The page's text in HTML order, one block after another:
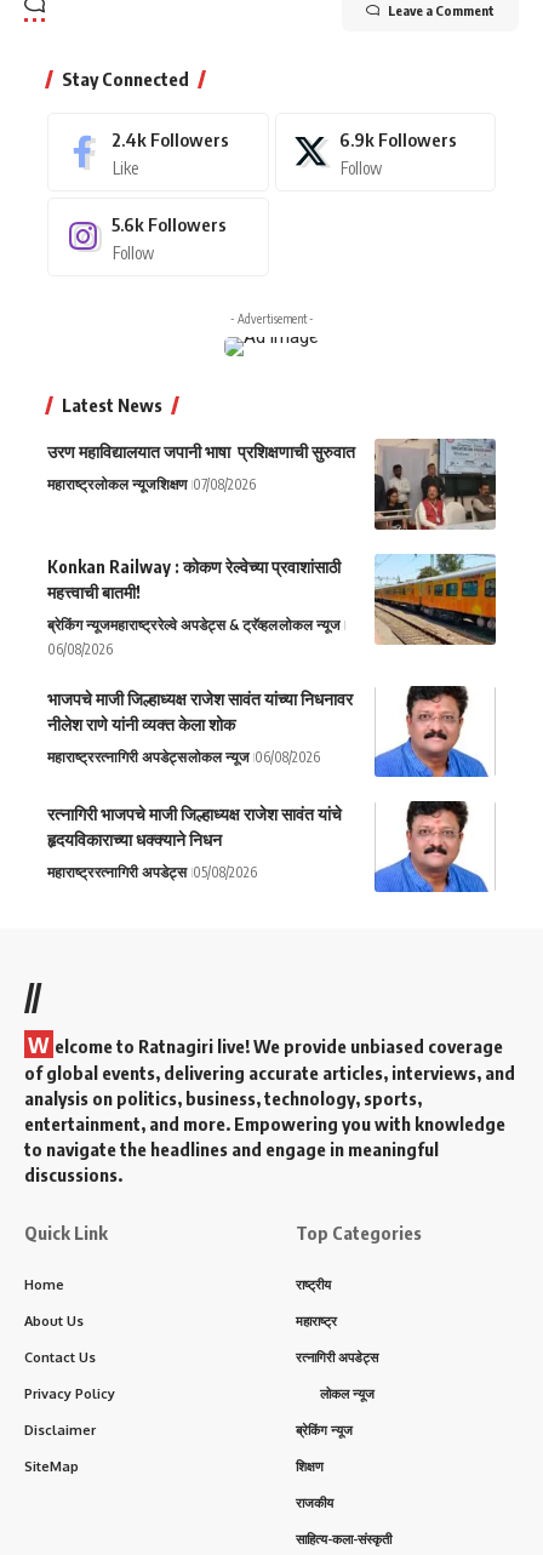
Leave a Comment
Stay Connected
2.4k Followers
Like
6.9k Followers
Follow
5.6k Followers
Follow
- Advertisement -
Latest News
उरण महाविद्यालयात जपानी भाषा प्रशिक्षणाची सुरुवात
महाराष्ट्रलोकल न्यूजशिक्षण 07/08/2026
Konkan Railway : कोकण रेल्वेच्या प्रवाशांसाठी
महत्त्वाची बातमी!
ब्रेकिंग न्यूजमहाराष्ट्ररेल्वे अपडेट्स & ट्रॅव्हललोकल न्यूज
06/08/2026
भाजपचे माजी जिल्हाध्यक्ष राजेश सावंत यांच्या निधनावर
नीलेश राणे यांनी व्यक्त केला शोक
महाराष्ट्ररत्नागिरी अपडेट्सलोकल न्यूज 06/08/2026
रत्नागिरी भाजपचे माजी जिल्हाध्यक्ष राजेश सावंत यांचे
हृदयविकाराच्या धक्क्याने निधन
महाराष्ट्ररत्नागिरी अपडेट्स 05/08/2026
//
W elcome to Ratnagiri live! We provide unbiased coverage
of global events, delivering accurate articles, interviews, and
analysis on politics, business, technology, sports,
entertainment, and more. Empowering you with knowledge
to navigate the headlines and engage in meaningful
discussions.
Quick Link
Home
About Us
Contact Us
Privacy Policy
Disclaimer
SiteMap
Top Categories
राष्ट्रीय
महाराष्ट्र
रत्नागिरी अपडेट्स
लोकल न्यूज
ब्रेकिंग न्यूज
शिक्षण
राजकीय
साहित्य-कला-संस्कृती